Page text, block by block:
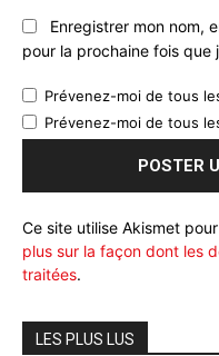
Enregistrer mon nom,
pour la prochaine fois que
Prévenez-moi de tous
Prévenez-moi de tous
Ce site utilise Akismet
plus sur la façon dont les
traitées.
LES PLUS LUS